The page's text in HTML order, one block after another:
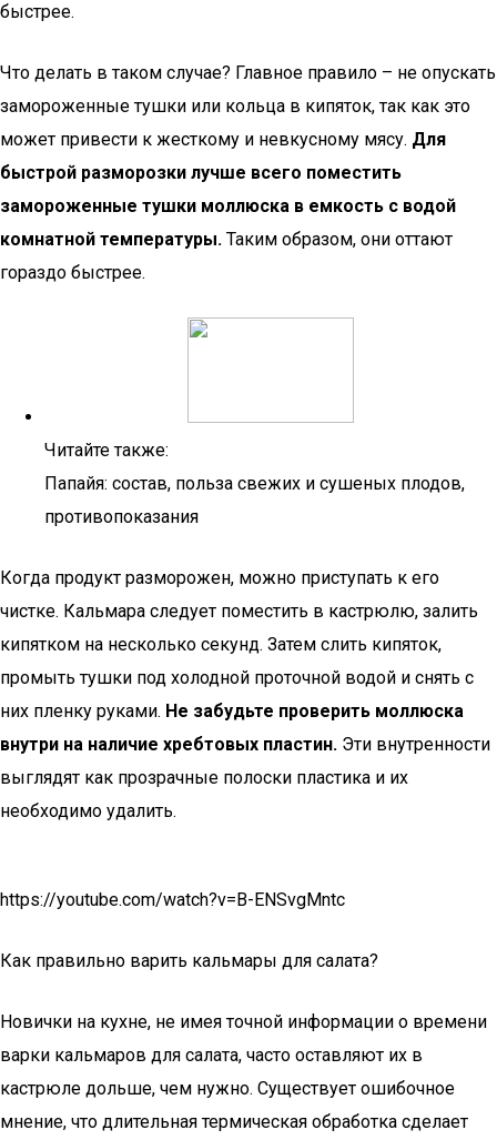
быстрее.
Что делать в таком случае? Главное правило – не опускать
замороженные тушки или кольца в кипяток, так как это
может привести к жесткому и невкусному мясу. Для
быстрой разморозки лучше всего поместить
замороженные тушки моллюска в емкость с водой
комнатной температуры. Таким образом, они оттают
гораздо быстрее.
Читайте также:
Папайя: состав, польза свежих и сушеных плодов,
противопоказания
Когда продукт разморожен, можно приступать к его
чистке. Кальмара следует поместить в кастрюлю, залить
кипятком на несколько секунд. Затем слить кипяток,
промыть тушки под холодной проточной водой и снять с
них пленку руками. Не забудьте проверить моллюска
внутри на наличие хребтовых пластин. Эти внутренности
выглядят как прозрачные полоски пластика и их
необходимо удалить.
https://youtube.com/watch?v=B-ENSvgMntc
Как правильно варить кальмары для салата?
Новички на кухне, не имея точной информации о времени
варки кальмаров для салата, часто оставляют их в
кастрюле дольше, чем нужно. Существует ошибочное
мнение, что длительная термическая обработка сделает